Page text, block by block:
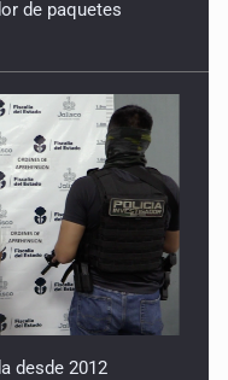
de paquetes
desde 2012